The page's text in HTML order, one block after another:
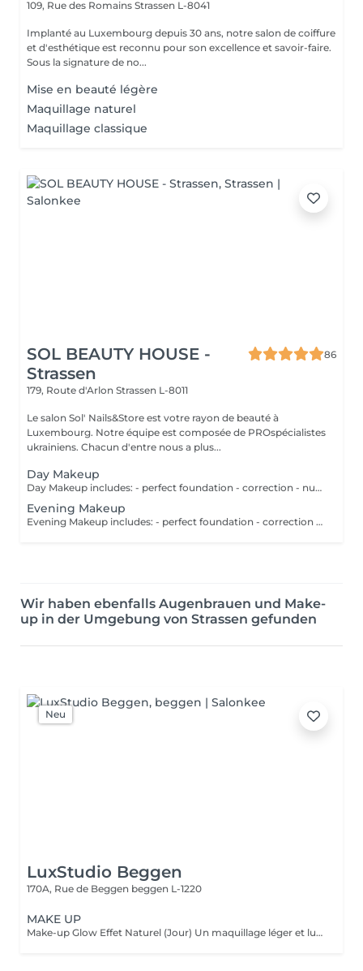
109, Rue des Romains Strassen L-8041
Implanté au Luxembourg depuis 30 ans, notre salon de coiffure
et d'esthétique est reconnu pour son excellence et savoir-faire.
Sous la signature de no...
Mise en beauté légère
Maquillage naturel
Maquillage classique
SOL BEAUTY HOUSE -
Strassen
86
179, Route d'Arlon Strassen L-8011
Le salon Sol' Nails&Store est votre rayon de beauté à
Luxembourg. Notre équipe est composée de PROspécialistes
ukrainiens. Chacun d'entre nous a plus...
Day Makeup
Day Makeup includes: - perfect foundation - correction - nude eyes makeup - eyebrows - perfect lips
Evening Makeup
Evening Makeup includes: - perfect foundation - correction - eyes makeup (smokey eyes, arrows, blurred arrow, false eyelashes) - eyebrows - perfect lips
Wir haben ebenfalls Augenbrauen und Make-
up in der Umgebung von Strassen gefunden
Neu
LuxStudio Beggen
170A, Rue de Beggen beggen L-1220
MAKE UP
Make-up Glow Effet Naturel (Jour) Un maquillage léger et lumineux qui sublime votre beauté naturelle. Idéal pour la journée, rendez-vous professionnels ou shootings naturels. Teint unifié, regard réveillé, sans surcharge. Frais, discret et élégant. Make-up Glamour Événements & Soirées Un maquillage sophistiqué avec une tenue renforcée, parfait pour fêtes, mariages ou séances photo. Association d'un teint parfait, d'un regard travaillé et de corrections subtiles pour un effet wow qui reste naturel. Élégance, intensité et mise en valeur. Make-up Luxe Haute Définition & Longue Durée Un maquillage professionnel avec préparation complète de la peau, correction des volumes, camouflage des imperfections et mise en lumière des traits. Tenue extrême, idéal pour caméras HD, mariée, ou occasions exigeantes. Finition impeccable, résultat haut de gamme.